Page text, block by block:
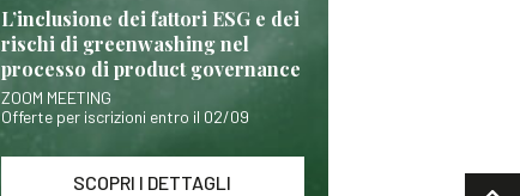
L’inclusione dei fattori ESG e dei
rischi di greenwashing nel
processo di product governance
ZOOM MEETING
Offerte per iscrizioni entro il 02/09
SCOPRI I DETTAGLI